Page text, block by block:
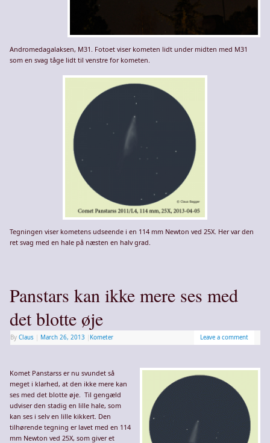
Andromedagalaksen, M31. Fotoet viser kometen lidt under midten med M31
som en svag tåge lidt til venstre for kometen.
Tegningen viser kometens udseende i en 114 mm Newton ved 25X. Her var den
ret svag med en hale på næsten en halv grad.
Panstars kan ikke mere ses med
det blotte øje
ByClaus March 26, 2013 Kometer Leave a comment
Komet Panstarss er nu svundet så
meget i klarhed, at den ikke mere kan
ses med det blotte øje. Til gengæld
udviser den stadig en lille hale, som
kan ses i selv en lille kikkert. Den
tilhørende tegning er lavet med en 114
mm Newton ved 25X, som giver et